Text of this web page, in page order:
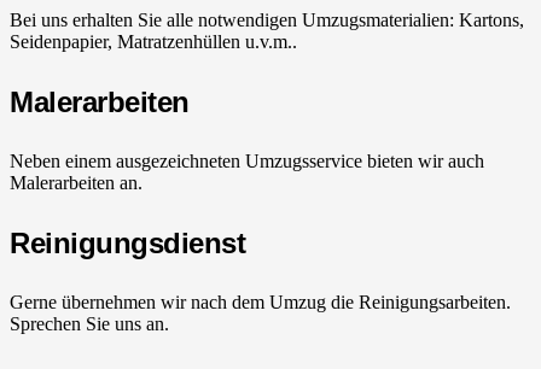
Bei uns erhalten Sie alle notwendigen Umzugsmaterialien: Kartons,
Seidenpapier, Matratzenhüllen u.v.m..
Malerarbeiten
Neben einem ausgezeichneten Umzugsservice bieten wir auch
Malerarbeiten an.
Reinigungsdienst
Gerne übernehmen wir nach dem Umzug die Reinigungsarbeiten.
Sprechen Sie uns an.